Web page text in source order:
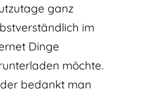
ganz
im
Dinge
möchte.
bedankt man